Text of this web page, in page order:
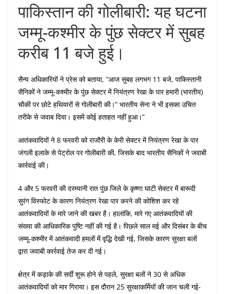
पाकिस्तान की गोलीबारी: यह घटना
जम्मू-कश्मीर के पुंछ सेक्टर में सुबह
करीब 11 बजे हुई।
सैन्य अधिकारियों ने प्रेस को बताया, “आज सुबह लगभग 11 बजे, पाकिस्तानी
सैनिकों ने जम्मू-कश्मीर के पुंछ सेक्टर में नियंत्रण रेखा के पार हमारी (भारतीय)
चौकी पर छोटे हथियारों से गोलीबारी की।” भारतीय सेना ने भी इसका उचित
तरीके से जवाब दिया। इसमें कोई हताहत नहीं हुआ।”
आतंकवादियों ने 8 फरवरी को राजौरी के केरी सेक्टर में नियंत्रण रेखा के पार
जंगली इलाके से पेट्रोल पर गोलीबारी की, जिसके बाद भारतीय सैनिकों ने जवाबी
कार्रवाई की।
4 और 5 फरवरी की दरम्यानी रात पुंछ जिले के कृष्णा घाटी सेक्टर में बारूदी
सुरंग विस्फोट के कारण नियंत्रण रेखा पार करने की कोशिश कर रहे
आतंकवादियों के मारे जाने की खबर है। हालांकि, मारे गए आतंकवादियों की
संख्या की आधिकारिक पुष्टि नहीं की गई है। पिछले साल मई और दिसंबर के बीच
जम्मू-कश्मीर में आतंकवादी हमलों में वृद्धि देखी गई, जिसके कारण सुरक्षा बलों
द्वारा जवाबी कार्रवाई तेज कर दी गई।
क्षेत्र में कड़ाके की सर्दी शुरू होने से पहले, सुरक्षा बलों ने 30 से अधिक
आतंकवादियों को मार गिराया। इस दौरान 25 सुरक्षाकर्मियों की जान चली गई-